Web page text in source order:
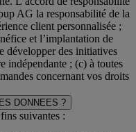
AG la responsabilité de la
client personnalisée ;
et l’implantation de
développer des initiatives
indépendante ; (c) à toutes
concernant vos droits
DONNEES ?
suivantes :